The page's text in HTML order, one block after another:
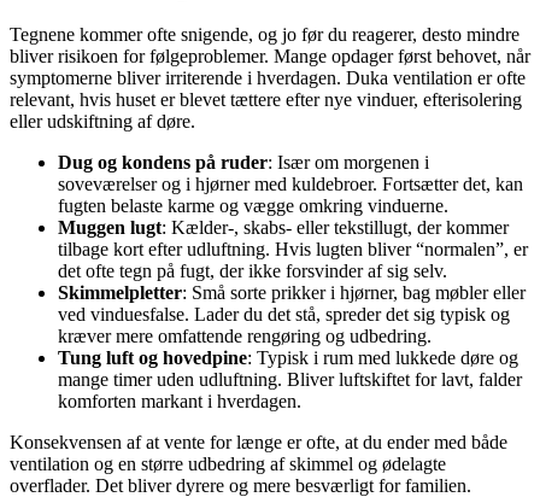
Tegnene kommer ofte snigende, og jo før du reagerer, desto mindre
bliver risikoen for følgeproblemer. Mange opdager først behovet, når
symptomerne bliver irriterende i hverdagen. Duka ventilation er ofte
relevant, hvis huset er blevet tættere efter nye vinduer, efterisolering
eller udskiftning af døre.
Dug og kondens på ruder: Især om morgenen i
soveværelser og i hjørner med kuldebroer. Fortsætter det, kan
fugten belaste karme og vægge omkring vinduerne.
Muggen lugt: Kælder-, skabs- eller tekstillugt, der kommer
tilbage kort efter udluftning. Hvis lugten bliver “normalen”, er
det ofte tegn på fugt, der ikke forsvinder af sig selv.
Skimmelpletter: Små sorte prikker i hjørner, bag møbler eller
ved vinduesfalse. Lader du det stå, spreder det sig typisk og
kræver mere omfattende rengøring og udbedring.
Tung luft og hovedpine: Typisk i rum med lukkede døre og
mange timer uden udluftning. Bliver luftskiftet for lavt, falder
komforten markant i hverdagen.
Konsekvensen af at vente for længe er ofte, at du ender med både
ventilation og en større udbedring af skimmel og ødelagte
overflader. Det bliver dyrere og mere besværligt for familien.